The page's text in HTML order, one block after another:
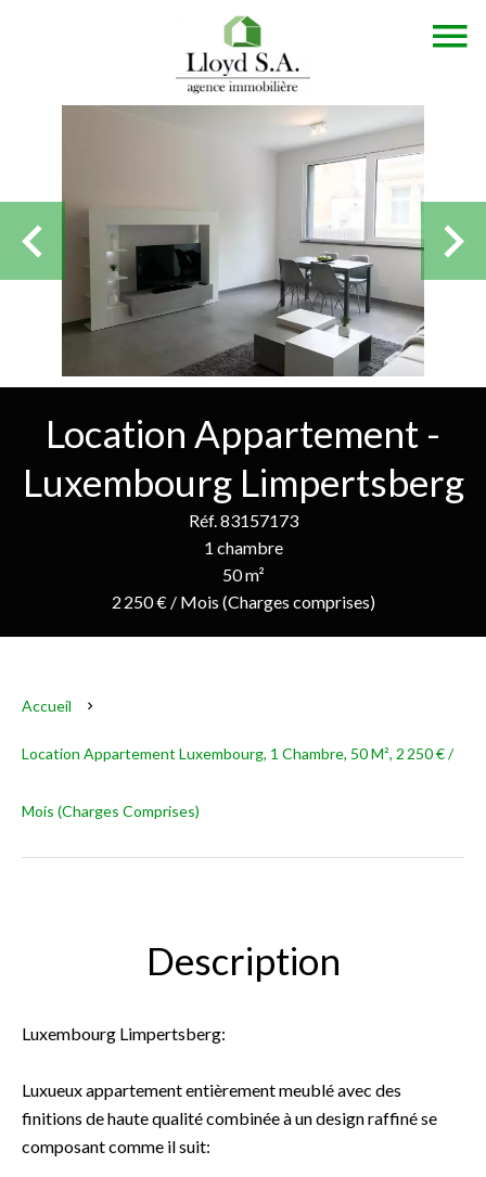
Location Appartement -
Luxembourg Limpertsberg
Réf. 83157173
1 chambre
50 m²
2 250 € / Mois (Charges comprises)
Accueil
Location Appartement Luxembourg, 1 Chambre, 50 M², 2 250 € /
Mois (Charges Comprises)
Description
Luxembourg Limpertsberg:
Luxueux appartement entièrement meublé avec des
finitions de haute qualité combinée à un design raffiné se
composant comme il suit: